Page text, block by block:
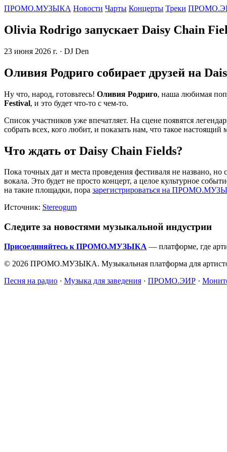
ПРОМО.МУЗЫКА Новости Чарты Концерты Треки
Olivia Rodrigo запускает Daisy Chain
23 июня 2026 г. · DJ Den
Оливия Родриго собирает друзей на
Ну что, народ, готовьтесь! Оливия Родриго, наша любимая
Festival, и это будет что-то с чем-то.
Список участников уже впечатляет. На сцене появятся
собрать всех, кого любит, и показать нам, что такое
Что ждать от Daisy Chain Fields?
Пока точных дат и места проведения фестиваля не названо,
вокала. Это будет не просто концерт, а целое культурное
на такие площадки, пора зарегистрироваться на
Источник: Stereogum
Следите за новостями музыкальной индустрии
Присоединяйтесь к ПРОМО.МУЗЫКА — платформе, где
© 2026 ПРОМО.МУЗЫКА. Музыкальная платформа для
Песня на радио · Музыка для заведения · ПРОМО.ЭИР ·